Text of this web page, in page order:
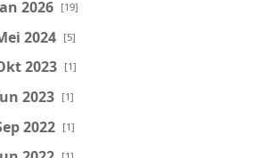
2026 [19]
2024 [5]
2023 [1]
2023 [1]
2022 [1]